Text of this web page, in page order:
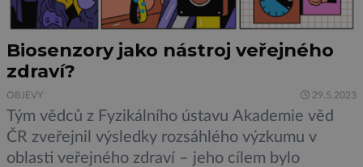
Biosenzory jako nástroj veřejného
zdraví?
OBJEVY 29.5.2023
Tým vědců z Fyzikálního ústavu Akademie věd
ČR zveřejnil výsledky rozsáhlého výzkumu v
oblasti veřejného zdraví – jeho cílem bylo